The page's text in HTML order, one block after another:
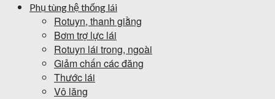
Phụ tùng hệ thống lái
Rotuyn, thanh giằng
Bơm trợ lực lái
Rotuyn lái trong, ngoài
Giảm chấn các đăng
Thước lái
Vô lăng